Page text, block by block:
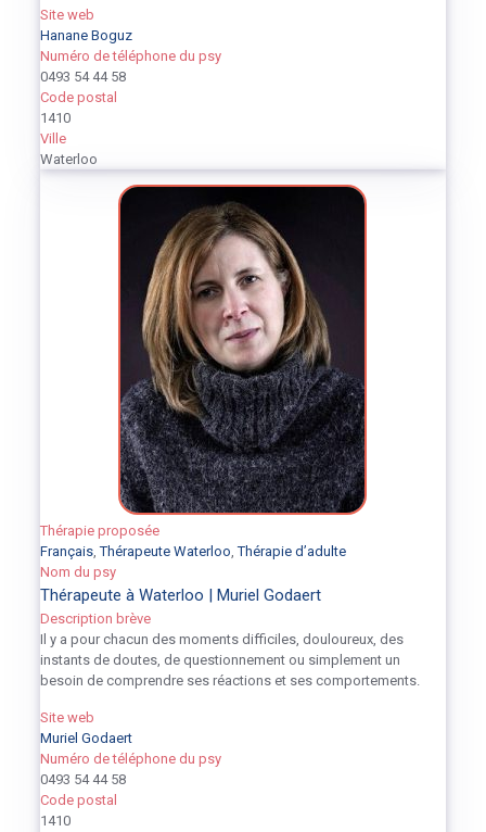
Site web
Hanane Boguz
Numéro de téléphone du psy
0493 54 44 58
Code postal
1410
Ville
Waterloo
Nom du psy
Thérapeute à Waterloo | Muriel Godaert
Thérapie proposée
Français,Thérapeute Waterloo,Thérapie d’adulte
Description brève
Il y a pour chacun des moments difficiles, douloureux, des
instants de doutes, de questionnement ou simplement un
besoin de comprendre ses réactions et ses comportements.
Site web
Muriel Godaert
Numéro de téléphone du psy
0493 54 44 58
Code postal
1410